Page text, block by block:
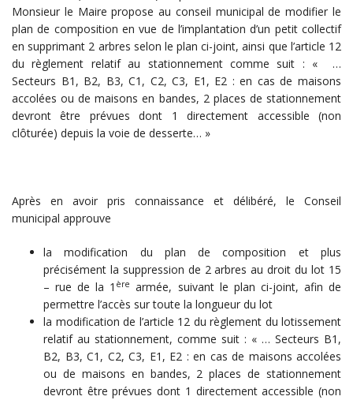
Monsieur le Maire propose au conseil municipal de modifier le
plan de composition en vue de l’implantation d’un petit collectif
en supprimant 2 arbres selon le plan ci-joint, ainsi que l’article 12
du règlement relatif au stationnement comme suit : « …
Secteurs B1, B2, B3, C1, C2, C3, E1, E2 : en cas de maisons
accolées ou de maisons en bandes, 2 places de stationnement
devront être prévues dont 1 directement accessible (non
clôturée) depuis la voie de desserte… »
Après en avoir pris connaissance et délibéré, le Conseil
municipal approuve
la modification du plan de composition et plus
précisément la suppression de 2 arbres au droit du lot 15
– rue de la 1 ère armée, suivant le plan ci-joint, afin de
permettre l’accès sur toute la longueur du lot
la modification de l’article 12 du règlement du lotissement
relatif au stationnement, comme suit : « … Secteurs B1,
B2, B3, C1, C2, C3, E1, E2 : en cas de maisons accolées
ou de maisons en bandes, 2 places de stationnement
devront être prévues dont 1 directement accessible (non